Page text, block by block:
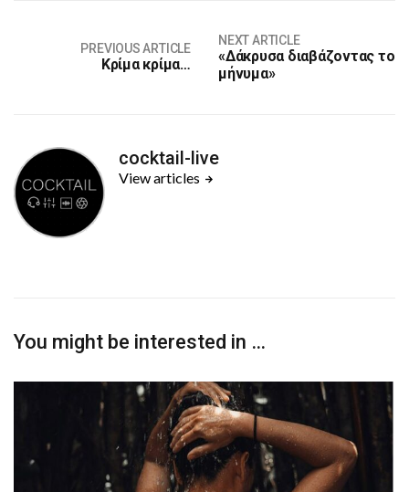
PREVIOUS ARTICLE
Kρίμα κρίμα…
NEXT ARTICLE
«Δάκρυσα διαβάζοντας το
μήνυμα»
cocktail-live
View articles
You might be interested in …